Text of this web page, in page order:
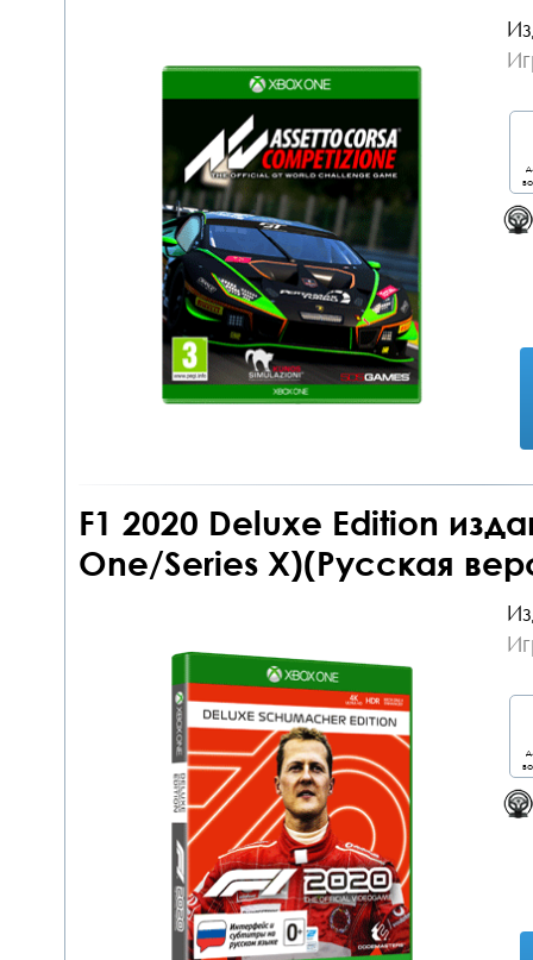
F1 2020 Deluxe Edition
One/Series X)(Русская